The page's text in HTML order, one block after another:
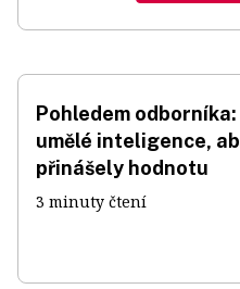
Pohledem
umělé inteligence,
přinášely hodnotu
3 minuty čtení